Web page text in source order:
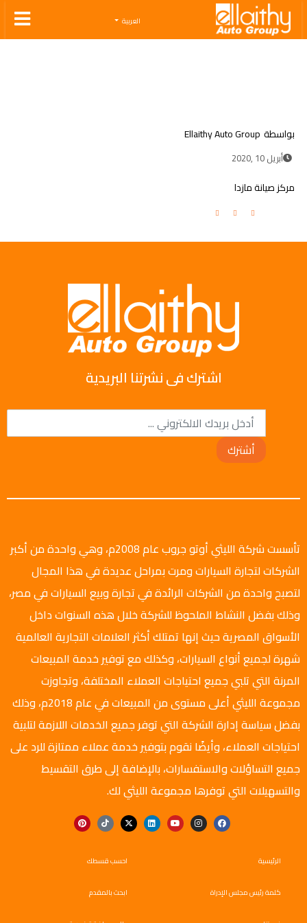
Ellaithy Auto Group
العربية
بواسطة Ellaithy Auto Group
أبريل 10 ,2020
مركز صيانة مازدا
اشترك فى نشرتنا البريدية
أشترك
تأسست شركة الليثي أوتو جروب عام 2008م، وهي واحدة من أكبر
الشركات لتجارة السيارات ومرت بمراحل عديدة في هذا المجال
لتصبح واحدة من الشركات الرائدة في تجارة وبيع السيارات في مصر،
وذلك بفضل النشاط الملحوظ للشركة خلال هذه السنوات داخل
الأسواق المصرية حيث إنها تمتلك أكثر العلامات التجارية العالمية
شهرة لجميع أنواع السيارات، وكذلك مع توفير خدمة المبيعات
المرنة التي تلبي جميع احتياجات العملاء المختلفة، وتجاوزت
مجموعة الليثي أعلى مستوى من المبيعات في عام 2018م، وذلك
بفضل سياسة إدارة الشركة التي توفر جميع الخدمات اللازمة لتلبية
احتياجات العملاء، وأيضًا نقوم بتوفير خدمة عملاء ممتازة للرد على
جميع التساؤلات والاستفسارات، بالإضافة إلى طرق التقسيط
والتسهيلات التي توفرها مجموعة الليثي لك.
الرئيسية
كلمة رئيس مجلس الإدراة
احسب قسطك
ابحث بالمقدم